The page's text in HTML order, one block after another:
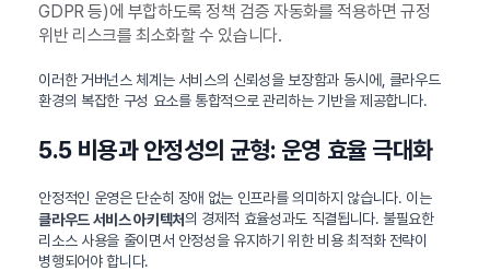
GDPR 등)에 부합하도록 정책 검증 자동화를 적용하면 규정
위반 리스크를 최소화할 수 있습니다.
이러한 거버넌스 체계는 서비스의 신뢰성을 보장함과 동시에, 클라우드
환경의 복잡한 구성 요소를 통합적으로 관리하는 기반을 제공합니다.
5.5 비용과 안정성의 균형: 운영 효율 극대화
안정적인 운영은 단순히 장애 없는 인프라를 의미하지 않습니다. 이는
클라우드 서비스 아키텍처의 경제적 효율성과도 직결됩니다. 불필요한
리소스 사용을 줄이면서 안정성을 유지하기 위한 비용 최적화 전략이
병행되어야 합니다.